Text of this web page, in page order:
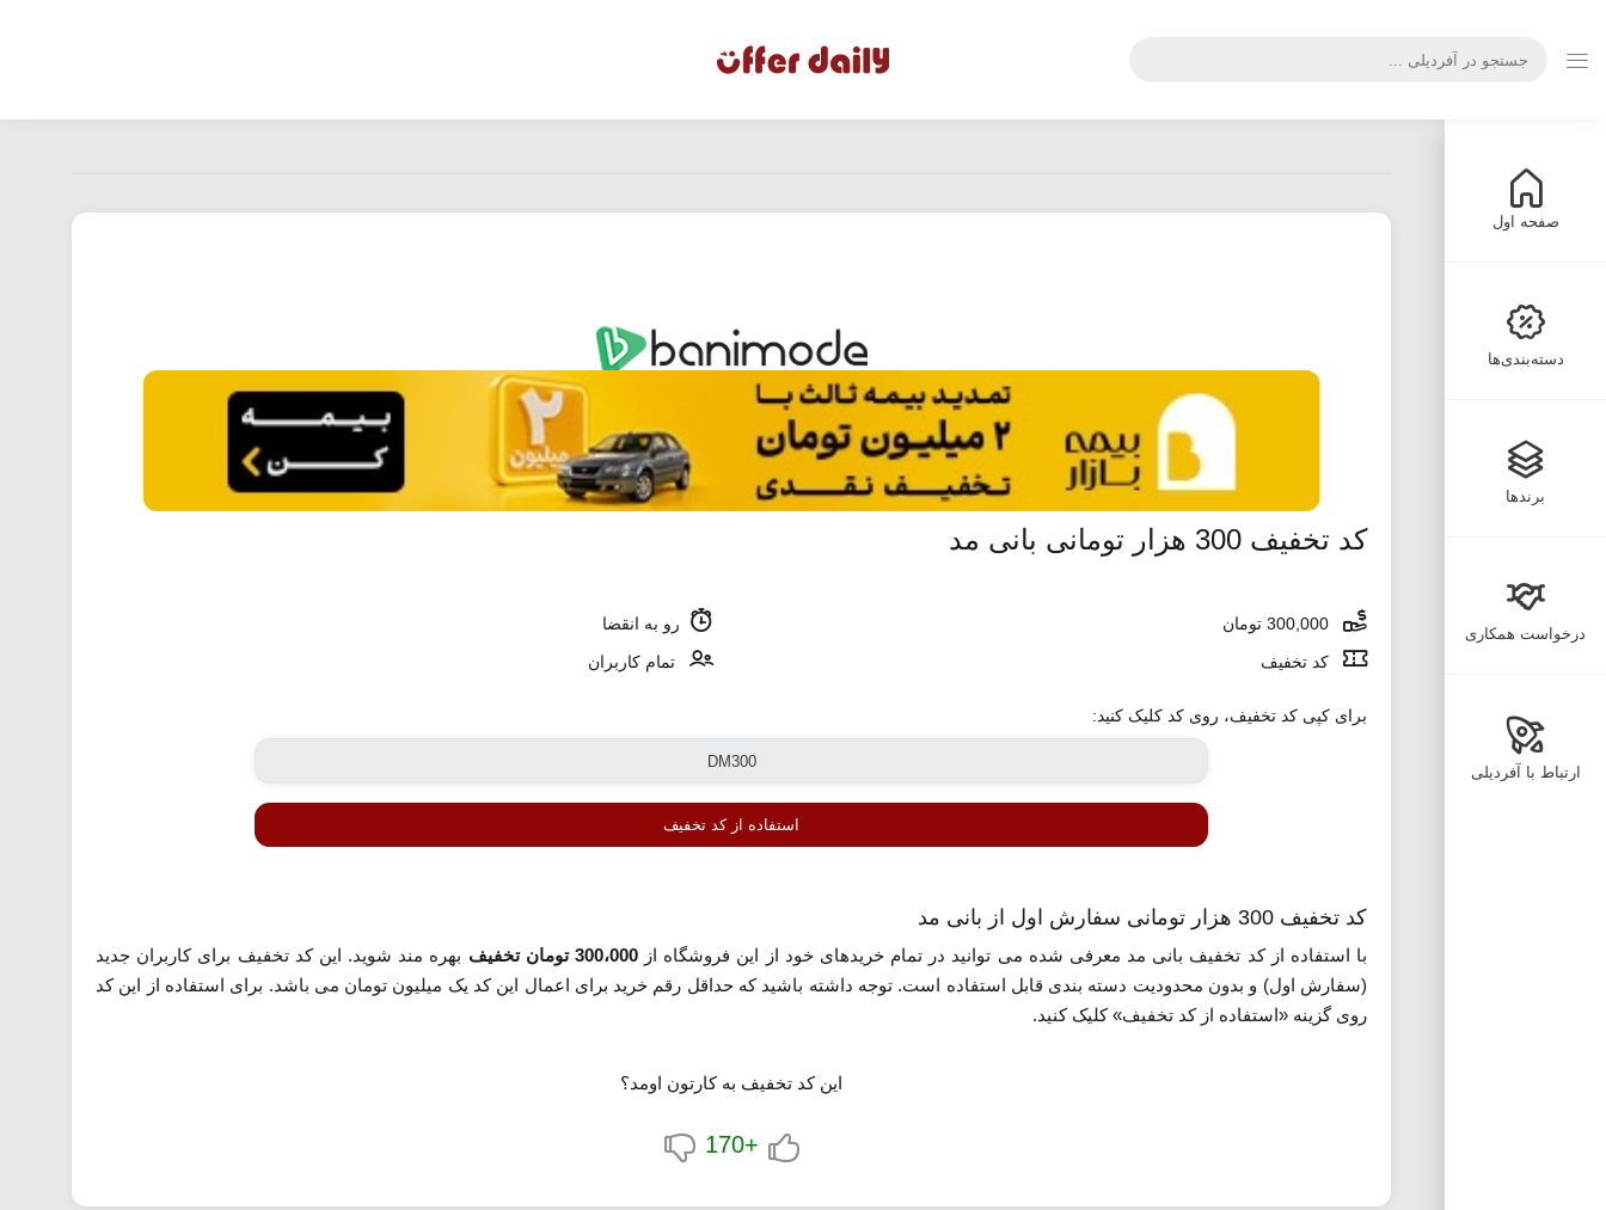
صفحه اول
دسته‌بندی‌ها
برندها
درخواست همکاری
ارتباط با آفردیلی
کد تخفیف 300 هزار تومانی بانی مد
رو به انقضا
کد تخفیف
تمام کاربران
برای کپی کد تخفیف، روی کد کلیک کنید:
استفاده از کد تخفیف
کد تخفیف 300 هزار تومانی سفارش اول از بانی مد
با استفاده از کد تخفیف بانی مد معرفی شده می توانید در تمام خریدهای خود از این فروشگاه از300،000 تومان تخفیف
بهره مند شوید. این کد تخفیف برای کاربران جدید
(سفارش اول) و بدون محدودیت دسته بندی قابل استفاده است. توجه داشته باشید که حداقل رقم خرید برای اعمال این کد یک میلیون تومان می باشد. برای استفاده از این کد
روی گزینه «استفاده از کد تخفیف» کلیک کنید.
این کد تخفیف به کارتون اومد؟
+170